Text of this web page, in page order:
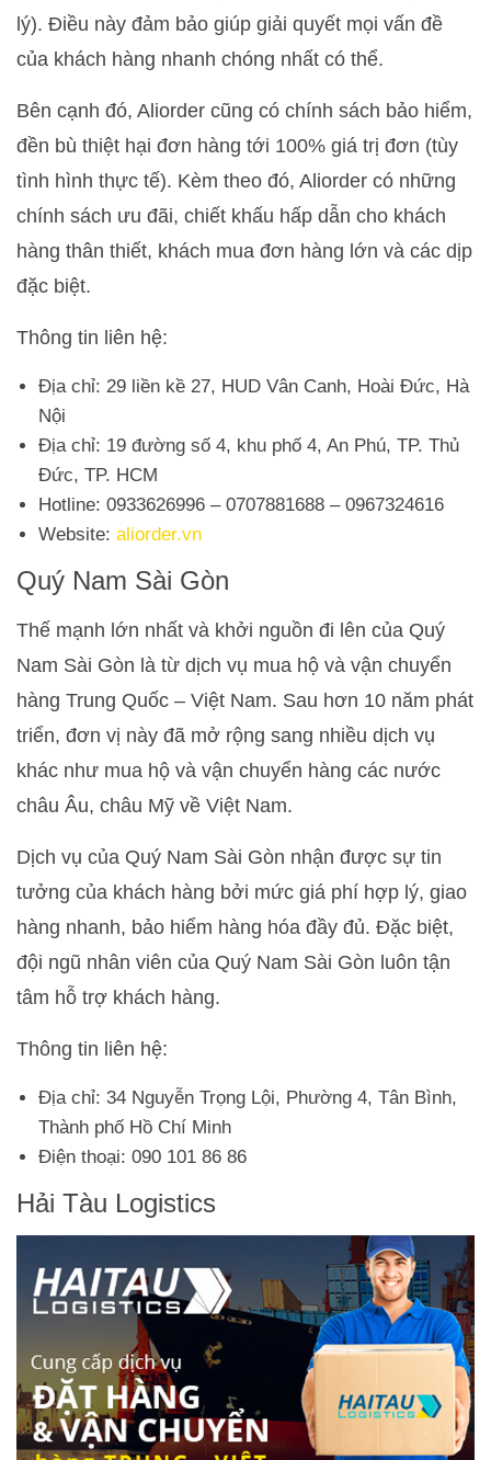
lý). Điều này đảm bảo giúp giải quyết mọi vấn đề
của khách hàng nhanh chóng nhất có thể.
Bên cạnh đó, Aliorder cũng có chính sách bảo hiểm,
đền bù thiệt hại đơn hàng tới 100% giá trị đơn (tùy
tình hình thực tế). Kèm theo đó, Aliorder có những
chính sách ưu đãi, chiết khấu hấp dẫn cho khách
hàng thân thiết, khách mua đơn hàng lớn và các dịp
đặc biệt.
Thông tin liên hệ:
Địa chỉ: 29 liền kề 27, HUD Vân Canh, Hoài Đức, Hà
Nội
Địa chỉ: 19 đường số 4, khu phố 4, An Phú, TP. Thủ
Đức, TP. HCM
Hotline: 0933626996 – 0707881688 – 0967324616
Website: aliorder.vn
Quý Nam Sài Gòn
Thế mạnh lớn nhất và khởi nguồn đi lên của Quý
Nam Sài Gòn là từ dịch vụ mua hộ và vận chuyển
hàng Trung Quốc – Việt Nam. Sau hơn 10 năm phát
triển, đơn vị này đã mở rộng sang nhiều dịch vụ
khác như mua hộ và vận chuyển hàng các nước
châu Âu, châu Mỹ về Việt Nam.
Dịch vụ của Quý Nam Sài Gòn nhận được sự tin
tưởng của khách hàng bởi mức giá phí hợp lý, giao
hàng nhanh, bảo hiểm hàng hóa đầy đủ. Đặc biệt,
đội ngũ nhân viên của Quý Nam Sài Gòn luôn tận
tâm hỗ trợ khách hàng.
Thông tin liên hệ:
Địa chỉ: 34 Nguyễn Trọng Lội, Phường 4, Tân Bình,
Thành phố Hồ Chí Minh
Điện thoại: 090 101 86 86
Hải Tàu Logistics